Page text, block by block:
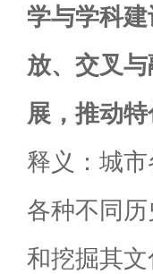
学与学科
放、交叉
展，推动特
释义：城
各种不同
和挖掘其